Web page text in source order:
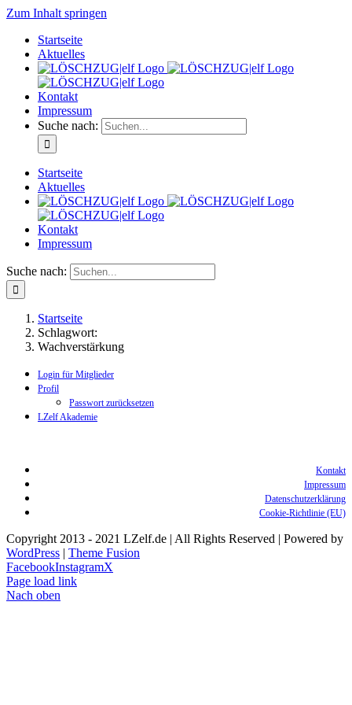
Zum Inhalt springen
Startseite
Aktuelles
Kontakt
Impressum
Suche nach:
Startseite
Aktuelles
Kontakt
Impressum
Suche nach:
Startseite
Schlagwort:
Wachverstärkung
Login für Mitglieder
Profil
Passwort zurücksetzen
LZelf Akademie
Kontakt
Impressum
Datenschutzerklärung
Cookie-Richtlinie (EU)
Copyright 2013 - 2021 LZelf.de | All Rights Reserved | Powered by
WordPress | Theme Fusion
FacebookInstagramX
Page load link
Nach oben